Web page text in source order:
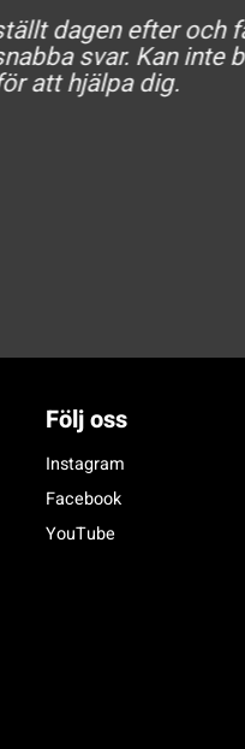
dagen efter och
svar. Kan inte
att hjälpa dig.
Följ oss
Instagram
Facebook
YouTube